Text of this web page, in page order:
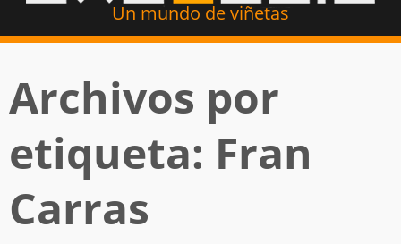
Un mundo de viñetas
Archivos por
etiqueta: Fran
Carras